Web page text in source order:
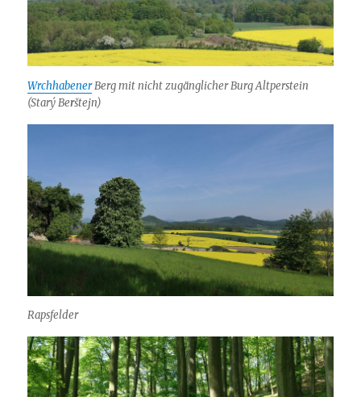
WrchhabenerBergmit nicht zugänglicher Burg Altperstein
(Starý Berštejn)
Rapsfelder